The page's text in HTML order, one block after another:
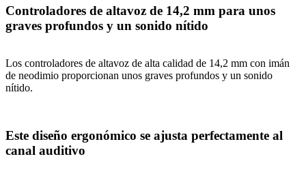
Controladores de altavoz de 14,2 mm para unos
graves profundos y un sonido nítido
Los controladores de altavoz de alta calidad de 14,2 mm con imán
de neodimio proporcionan unos graves profundos y un sonido
nítido.
Este diseño ergonómico se ajusta perfectamente al
canal auditivo